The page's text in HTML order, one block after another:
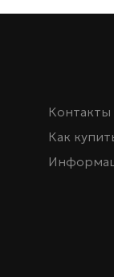
Контакты
Как